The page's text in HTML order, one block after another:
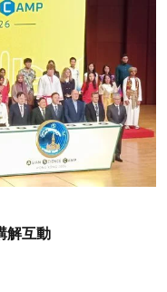
解互動